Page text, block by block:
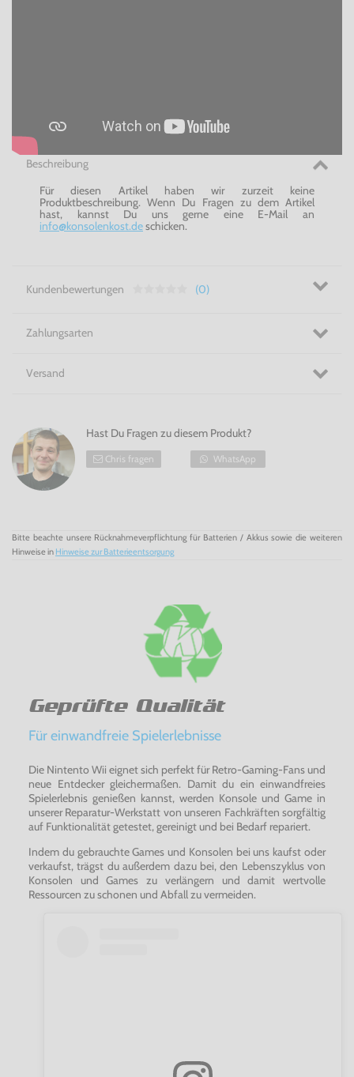
Beschreibung
Für diesen Artikel haben wir zurzeit keine
Produktbeschreibung. Wenn Du Fragen zu dem Artikel
hast, kannst Du uns gerne eine E-Mail an
info@konsolenkost.deschicken.
Kundenbewertungen (0)
Zahlungsarten
Versand
Hast Du Fragen zu diesem Produkt?
Chris fragen WhatsApp
Bitte beachte unsere Rücknahmeverpflichtung für Batterien / Akkus sowie die weiteren
Hinweise in Hinweise zur Batterieentsorgung
Geprüfte Qualität
Für einwandfreie Spielerlebnisse
Die Nintento Wii eignet sich perfekt für Retro-Gaming-Fans und
neue Entdecker gleichermaßen. Damit du ein einwandfreies
Spielerlebnis genießen kannst, werden Konsole und Game in
unserer Reparatur-Werkstatt von unseren Fachkräften sorgfältig
auf Funktionalität getestet, gereinigt und bei Bedarf repariert.
Indem du gebrauchte Games und Konsolen bei uns kaufst oder
verkaufst, trägst du außerdem dazu bei, den Lebenszyklus von
Konsolen und Games zu verlängern und damit wertvolle
Ressourcen zu schonen und Abfall zu vermeiden.